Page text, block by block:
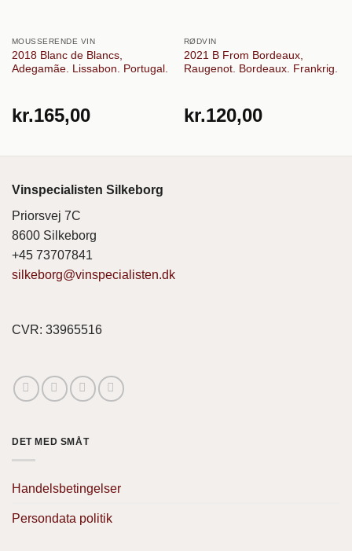
MOUSSERENDE VIN
2018 Blanc de Blancs,
Adegamãe. Lissabon. Portugal.
kr.165,00
RØDVIN
2021 B From Bordeaux,
Raugenot. Bordeaux. Frankrig.
kr.120,00
Vinspecialisten Silkeborg
Priorsvej 7C
8600 Silkeborg
+45 73707841
silkeborg@vinspecialisten.dk
CVR: 33965516
DET MED SMÅT
Handelsbetingelser
Persondata politik